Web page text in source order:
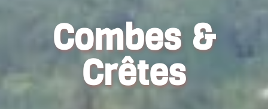
Combes &
Crêtes